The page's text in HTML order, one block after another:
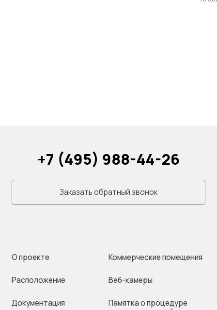
+7 (495) 988-44-26
Заказать обратный звонок
О проекте
Раcположение
Документация
Коммерческие помещения
Веб-камеры
Памятка о процедуре